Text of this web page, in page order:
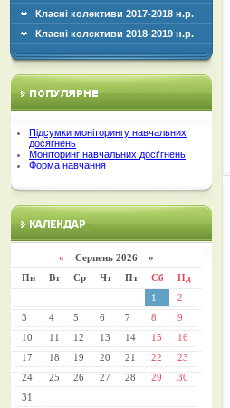
Класні колективи 2017-2018 н.р.
Класні колективи 2018-2019 н.р.
Підсумки моніторингу навчальних
досягнень
Моніторинг навчальних досґгнень
Форма навчання
« Серпень 2026 »
Пн
Вт Ср Чт Пт Сб
Нд
1
2
3
4 5 6 7 8
9
10
11 12 13 14 15
16
17
18 19 20 21 22
23
24
25 26 27 28 29
30
31